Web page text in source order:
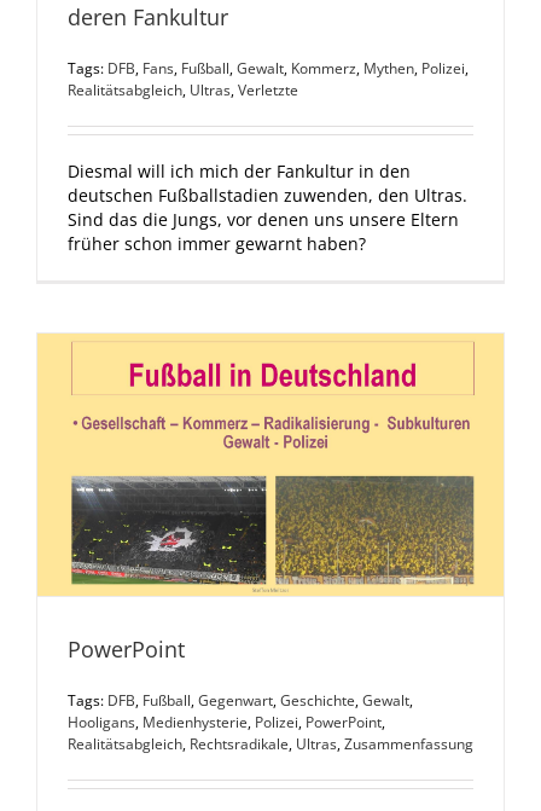
deren Fankultur
Tags: DFB, Fans, Fußball,Gewalt, Kommerz, Mythen, Polizei,
Realitätsabgleich, Ultras,Verletzte
Diesmal will ich mich der Fankultur in den
deutschen Fußballstadien zuwenden, den Ultras.
Sind das die Jungs, vor denen uns unsere Eltern
früher schon immer gewarnt haben?
PowerPoint
Tags: DFB, Fußball,Gegenwart,Geschichte,Gewalt,
Hooligans, Medienhysterie, Polizei, PowerPoint,
Realitätsabgleich, Rechtsradikale, Ultras,Zusammenfassung